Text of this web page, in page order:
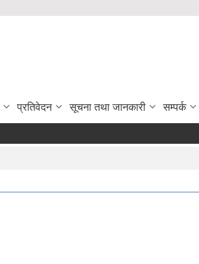
प्रतिवेदन सूचना तथा जानकारी सम्पर्क